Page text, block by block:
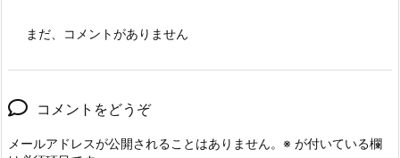
まだ、コメントがありません
コメントをどうぞ
メールアドレスが公開されることはありません。 ※ が付いている欄